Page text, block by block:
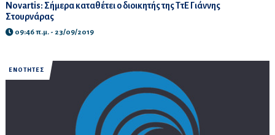
Novartis: Σήμερα καταθέτει ο διοικητής της ΤτΕ Γιάννης
Στουρνάρας
09:46 π.μ. - 23/09/2019
ΕΝΟΤΗΤΕΣ